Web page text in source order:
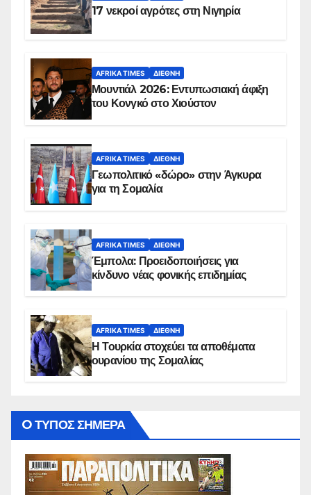
17 νεκροί αγρότες στη Νιγηρία
AFRIKA TIMES ΔΙΕΘΝΉ
Μουντιάλ 2026: Εντυπωσιακή άφιξη
του Κονγκό στο Χιούστον
AFRIKA TIMES ΔΙΕΘΝΉ
Γεωπολιτικό «δώρο» στην Άγκυρα
για τη Σομαλία
AFRIKA TIMES ΔΙΕΘΝΉ
Έμπολα: Προειδοποιήσεις για
κίνδυνο νέας φονικής επιδημίας
AFRIKA TIMES ΔΙΕΘΝΉ
Η Τουρκία στοχεύει τα αποθέματα
ουρανίου της Σομαλίας
O ΤΥΠΟΣ ΣΗΜΕΡΑ